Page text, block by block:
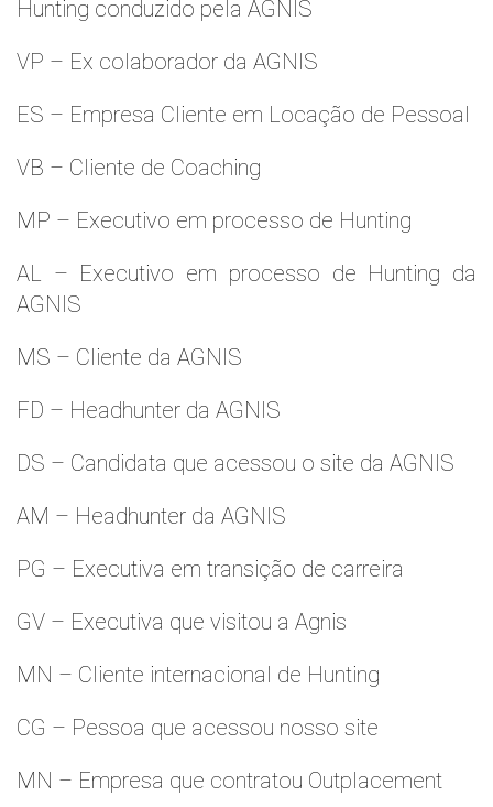
Hunting conduzido pela AGNIS
VP – Ex colaborador da AGNIS
ES – Empresa Cliente em Locação de Pessoal
VB – Cliente de Coaching
MP – Executivo em processo de Hunting
AL – Executivo em processo de Hunting da
AGNIS
MS – Cliente da AGNIS
FD – Headhunter da AGNIS
DS – Candidata que acessou o site da AGNIS
AM – Headhunter da AGNIS
PG – Executiva em transição de carreira
GV – Executiva que visitou a Agnis
MN – Cliente internacional de Hunting
CG – Pessoa que acessou nosso site
MN – Empresa que contratou Outplacement